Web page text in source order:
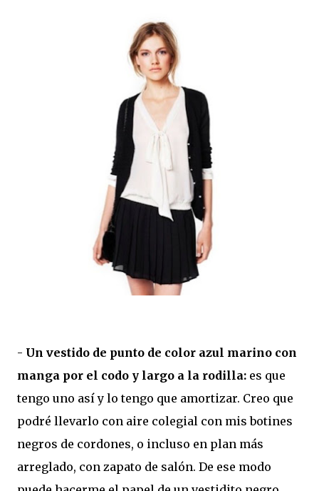
- Un vestido de punto de color azul marino con
manga por el codo y largo a la rodilla: es que
tengo uno así y lo tengo que amortizar. Creo que
podré llevarlo con aire colegial con mis botines
negros de cordones, o incluso en plan más
arreglado, con zapato de salón. De ese modo